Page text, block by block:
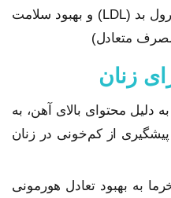
خرما به کاهش سطح کلسترول بد (LDL) و بهبود سلامت
متعادل)
زنان
دلیل محتوای بالای آهن، به
پیشگیری از کم‌خونی در زنان
به بهبود تعادل هورمونی